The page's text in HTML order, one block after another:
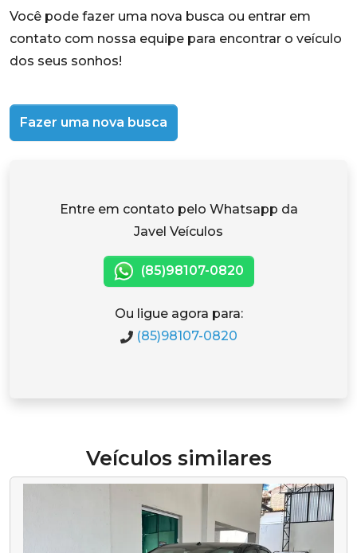
Você pode fazer uma nova busca ou entrar em
contato com nossa equipe para encontrar o veículo
dos seus sonhos!
Fazer uma nova busca
Entre em contato pelo Whatsapp da
Javel Veículos
(85)98107-0820
Ou ligue agora para:
(85)98107-0820
Veículos similares